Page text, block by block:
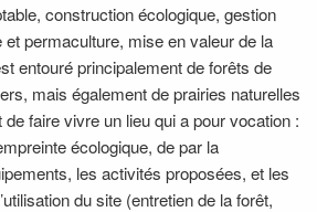
construction écologique, gestion
permaculture, mise en valeur de la
entouré principalement de forêts de
mais également de prairies naturelles
de faire vivre un lieu qui a pour vocation :
écologique, de par la
les activités proposées, et les
du site (entretien de la forêt,